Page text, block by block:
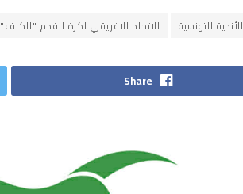
الأندية التونسية الاتحاد الافريقي لكرة القدم "الكاف"
Share